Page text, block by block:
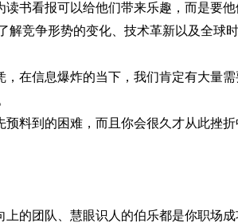
书看报可以给他们带来乐趣，而是要
竞争形势的变化、技术革新以及全球
在信息爆炸的当下，我们肯定有大量
料到的困难，而且你会很久才从此挫
的团队、慧眼识人的伯乐都是你职场